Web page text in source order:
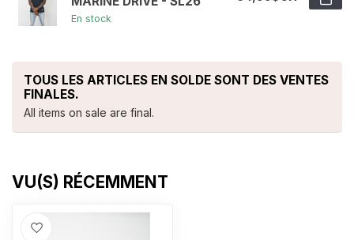
En stock
TOUS LES ARTICLES EN SOLDE SONT DES VENTES
FINALES.
All items on sale are final.
VU(S) RÉCEMMENT